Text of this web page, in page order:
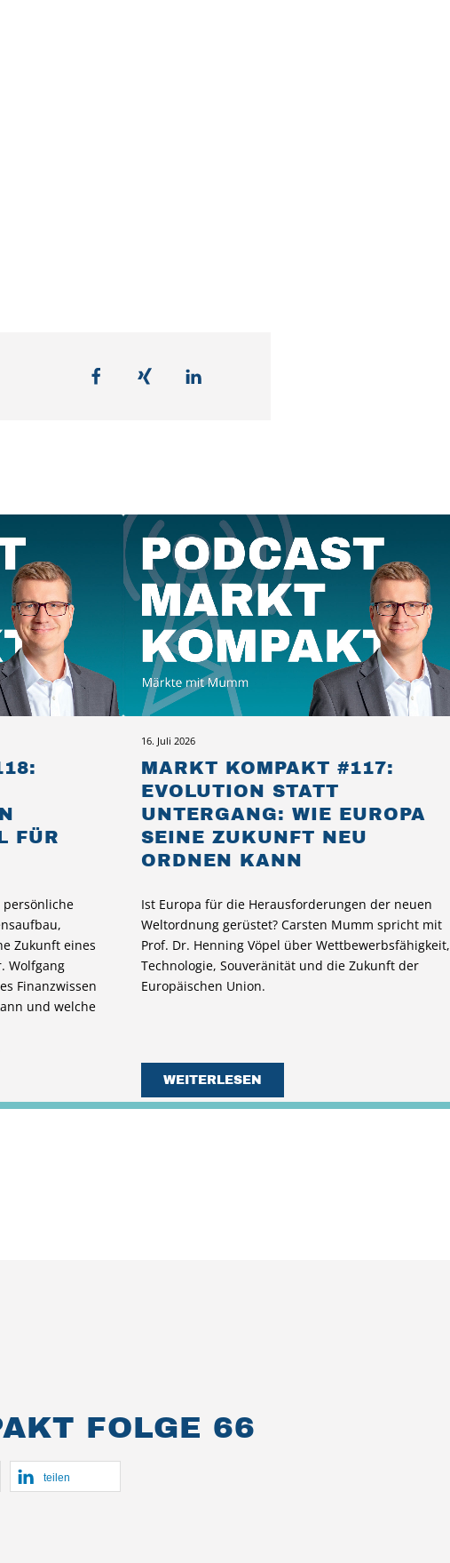
FÜR
Zukunft eines
Wolfgang
Finanzwissen
und welche
MARKT KOMPAKT #117:
EVOLUTION STATT
UNTERGANG: WIE EUROPA
SEINE ZUKUNFT NEU
ORDNEN KANN
Ist Europa für die Herausforderungen der neuen
Weltordnung gerüstet? Carsten Mumm spricht mit
Prof. Dr. Henning Vöpel über Wettbewerbsfähigkeit,
Technologie, Souveränität und die Zukunft der
Europäischen Union.
WEITERLESEN
16. Juli 2026
FOLGE 66
teilen